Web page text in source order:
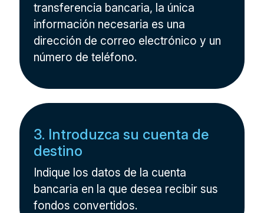
transferencia bancaria, la única
información necesaria es una
dirección de correo electrónico y un
número de teléfono.
3. Introduzca su cuenta de
destino
Indique los datos de la cuenta
bancaria en la que desea recibir sus
fondos convertidos.